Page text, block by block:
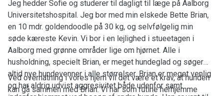
Jeg hedder Sofie og studerer til dagligt til læge på Aalborg
Universitetshospital. Jeg bor med min elskede Bette Brian,
en 10 mdr. goldendoodle på 30 kg, og selvfølgelig min
søde kæreste Kevin. Vi bor i en lejlighed i stueetagen i
Aalborg med grønne områder lige om hjørnet. Alle i
husholdning, specielt Brian, er meget hundeglad og søger
altid nye hundevenner i alle størrelser. Brian er meget venlig
og har aldrig udvist aggresivitet både udenfor samt
Ved overnatning i vores hjem vil det være et krav, at hunden
kan gå sammen med Brian. Vi har som rutine herhjemme